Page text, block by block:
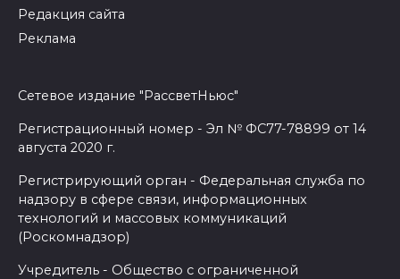
Редакция сайта
Реклама
Сетевое издание "РассветНьюс"
Регистрационный номер - Эл № ФС77-78899 от 14
августа 2020 г.
Регистрирующий орган - Федеральная служба по
надзору в сфере связи, информационных
технологий и массовых коммуникаций
(Роскомнадзор)
Учредитель - Общество с ограниченной